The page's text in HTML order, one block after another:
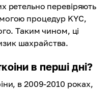
ретельно перевіряють
процедур KYC,
Таким чином, ці
шахрайства.
в перші дні?
в 2009-2010 роках,